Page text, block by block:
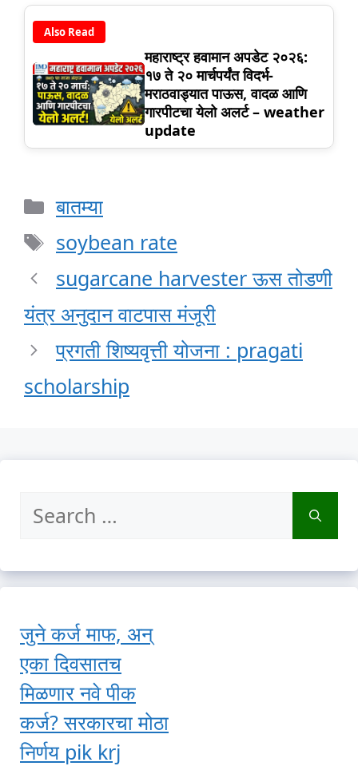
Also Read
महाराष्ट्र हवामान अपडेट २०२६:
१७ ते २० मार्चपर्यंत विदर्भ-
मराठवाड्यात पाऊस, वादळ आणि
गारपीटचा येलो अलर्ट – weather
update
Categories
बातम्या
Tags
soybean rate
sugarcane harvester ऊस तोडणी
यंत्र अनुदान वाटपास मंजूरी
प्रगती शिष्यवृत्ती योजना : pragati
scholarship
Search
जुने कर्ज माफ, अन्
एका दिवसातच
मिळणार नवे पीक
कर्ज? सरकारचा मोठा
निर्णय pik krj